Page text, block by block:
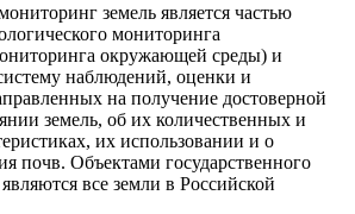
земель является частью
мониторинга
окружающей среды) и
наблюдений, оценки и
на получение достоверной
земель, об их количественных и
их использовании и о
почв. Объектами государственного
все земли в Российской